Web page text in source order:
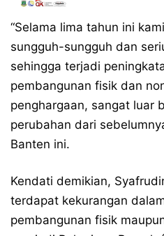
“Selama lima tahun ini
sungguh-sungguh dan
sehingga terjadi
pembangunan fisik dan
penghargaan, sangat luar
perubahan dari
Banten ini.
Kendati demikian,
terdapat kekurangan
pembangunan fisik